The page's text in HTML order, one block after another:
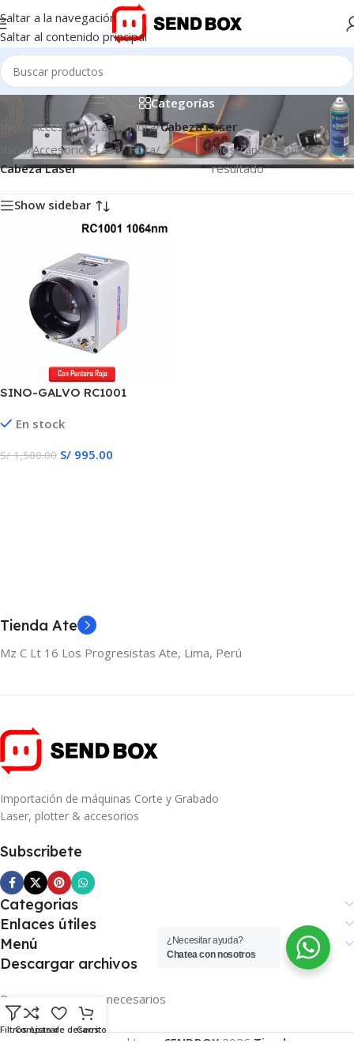
Saltar a la navegación
Saltar al contenido principal
Cabeza Laser
Categorías
Inicio
Accesorios Láser Fibra/Cabeza Laser
Inicio/Accesorios Láser Fibra/
Cabeza Laser
Mostrando el único
resultado
Show sidebar
SINO-GALVO RC1001
1064nm
En stock
S/1,500.00 S/ 995.00
Tienda Ate
Mz C Lt 16 Los Progresistas Ate, Lima, Perú
Importación de máquinas Corte y Grabado
Laser, plotter & accesorios
Subscribete
Categorias
Enlaces útiles
Menú
Descargar archivos
Descargar recusos necesarios
Basado en el tema SENDBOX2026 Tienda
FiltrosComparar
Lista de deseos
Carrito
¿Necesitar ayuda?
Chatea con nosotros